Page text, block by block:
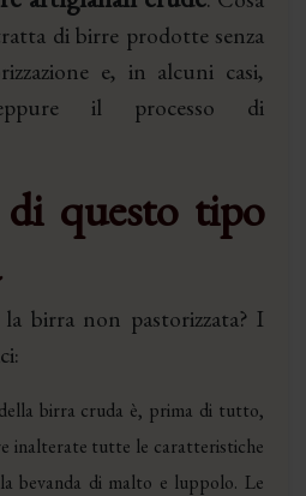
di birre prodotte senza
e, in alcuni casi,
il processo di
questo tipo
birra non pastorizzata? I
birra cruda è, prima di tutto,
inalterate tutte le caratteristiche
bevanda di malto e luppolo. Le